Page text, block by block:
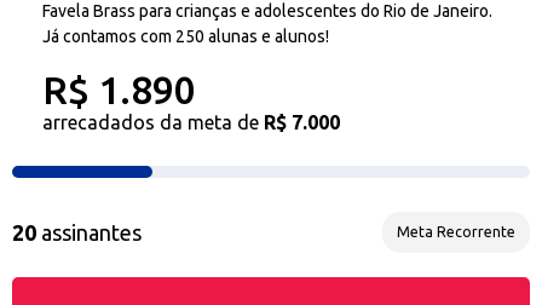
Favela Brass para crianças e adolescentes do Rio de Janeiro.
Já contamos com 250 alunas e alunos!
R$ 1.890
arrecadados da meta de R$ 7.000
20 assinantes Meta Recorrente